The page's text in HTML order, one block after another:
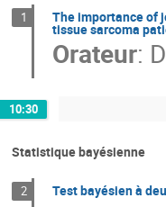
1 The importance of
tissue sarcoma
Orateur:
10:30
Statistique bayésienne
2 Test bayésien à